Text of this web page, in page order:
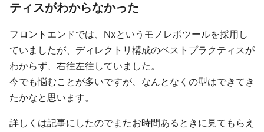
ティスがわからなかった
フロントエンドでは、Nxというモノレポツールを採用し
ていましたが、ディレクトリ構成のベストプラクティスが
わからず、右往左往していました。
今でも悩むことが多いですが、なんとなくの型はできてき
たかなと思います。
詳しくは記事にしたのでまたお時間あるときに見てもらえ